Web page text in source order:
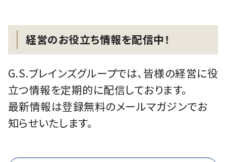
経営のお役立ち情報を配信中！
G.S.ブレインズグループでは、皆様の経営に役
立つ情報を定期的に配信しております。
最新情報は登録無料のメールマガジンでお
知らせいたします。